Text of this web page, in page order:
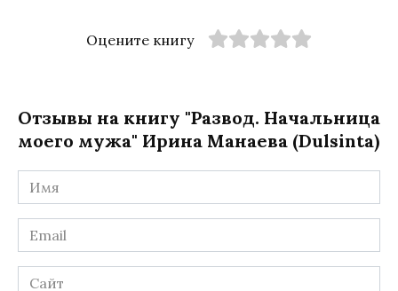
Оцените книгу
Отзывы на книгу "Развод. Начальница
моего мужа" Ирина Манаева (Dulsinta)
Имя
*
Email
*
Сайт